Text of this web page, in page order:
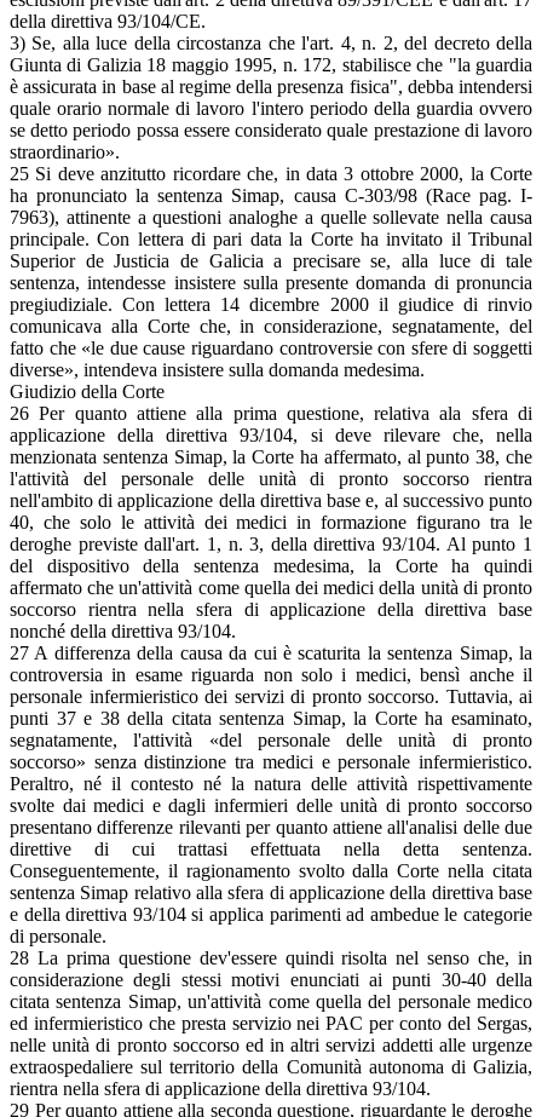
della direttiva 93/104/CE.
3) Se, alla luce della circostanza che l'art. 4, n. 2, del decreto della
Giunta di Galizia 18 maggio 1995, n. 172, stabilisce che "la guardia
è assicurata in base al regime della presenza fisica", debba intendersi
quale orario normale di lavoro l'intero periodo della guardia ovvero
se detto periodo possa essere considerato quale prestazione di lavoro
straordinario».
25 Si deve anzitutto ricordare che, in data 3 ottobre 2000, la Corte
ha pronunciato la sentenza Simap, causa C-303/98 (Race pag. I-
7963), attinente a questioni analoghe a quelle sollevate nella causa
principale. Con lettera di pari data la Corte ha invitato il Tribunal
Superior de Justicia de Galicia a precisare se, alla luce di tale
sentenza, intendesse insistere sulla presente domanda di pronuncia
pregiudiziale. Con lettera 14 dicembre 2000 il giudice di rinvio
comunicava alla Corte che, in considerazione, segnatamente, del
fatto che «le due cause riguardano controversie con sfere di soggetti
diverse», intendeva insistere sulla domanda medesima.
Giudizio della Corte
26 Per quanto attiene alla prima questione, relativa ala sfera di
applicazione della direttiva 93/104, si deve rilevare che, nella
menzionata sentenza Simap, la Corte ha affermato, al punto 38, che
l'attività del personale delle unità di pronto soccorso rientra
nell'ambito di applicazione della direttiva base e, al successivo punto
40, che solo le attività dei medici in formazione figurano tra le
deroghe previste dall'art. 1, n. 3, della direttiva 93/104. Al punto 1
del dispositivo della sentenza medesima, la Corte ha quindi
affermato che un'attività come quella dei medici della unità di pronto
soccorso rientra nella sfera di applicazione della direttiva base
nonché della direttiva 93/104.
27 A differenza della causa da cui è scaturita la sentenza Simap, la
controversia in esame riguarda non solo i medici, bensì anche il
personale infermieristico dei servizi di pronto soccorso. Tuttavia, ai
punti 37 e 38 della citata sentenza Simap, la Corte ha esaminato,
segnatamente, l'attività «del personale delle unità di pronto
soccorso» senza distinzione tra medici e personale infermieristico.
Peraltro, né il contesto né la natura delle attività rispettivamente
svolte dai medici e dagli infermieri delle unità di pronto soccorso
presentano differenze rilevanti per quanto attiene all'analisi delle due
direttive di cui trattasi effettuata nella detta sentenza.
Conseguentemente, il ragionamento svolto dalla Corte nella citata
sentenza Simap relativo alla sfera di applicazione della direttiva base
e della direttiva 93/104 si applica parimenti ad ambedue le categorie
di personale.
28 La prima questione dev'essere quindi risolta nel senso che, in
considerazione degli stessi motivi enunciati ai punti 30-40 della
citata sentenza Simap, un'attività come quella del personale medico
ed infermieristico che presta servizio nei PAC per conto del Sergas,
nelle unità di pronto soccorso ed in altri servizi addetti alle urgenze
extraospedaliere sul territorio della Comunità autonoma di Galizia,
rientra nella sfera di applicazione della direttiva 93/104.
29 Per quanto attiene alla seconda questione, riguardante le deroghe